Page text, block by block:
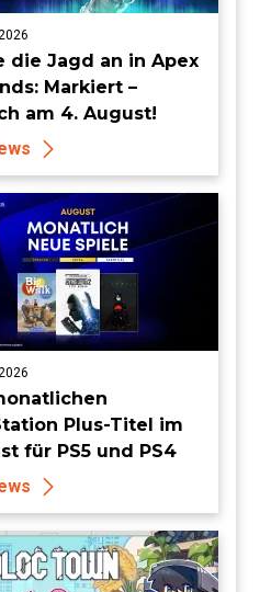
die Jagd an in Apex
Markiert –
am 4. August!
Plus-Titel im
für PS5 und PS4